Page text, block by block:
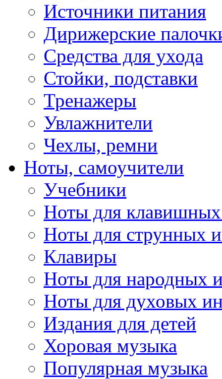
Источники питания
Дирижерские
Средства для ухода
Стойки, подставки
Тренажеры
Увлажнители
Чехлы, ремни
Ноты, самоучители
Учебники
Ноты для клавишных
Ноты для струнных
Клавиры
Ноты для народных
Ноты для духовых
Издания для детей
Хоровая музыка
Популярная музыка